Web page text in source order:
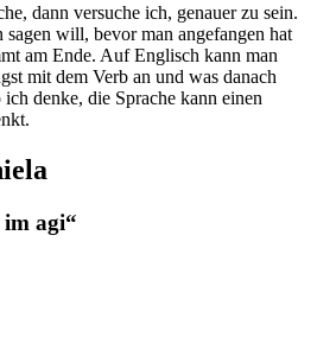
dann versuche ich, genauer zu sein.
sagen will, bevor man angefangen hat
am Ende. Auf Englisch kann man
mit dem Verb an und was danach
denke, die Sprache kann einen
agi